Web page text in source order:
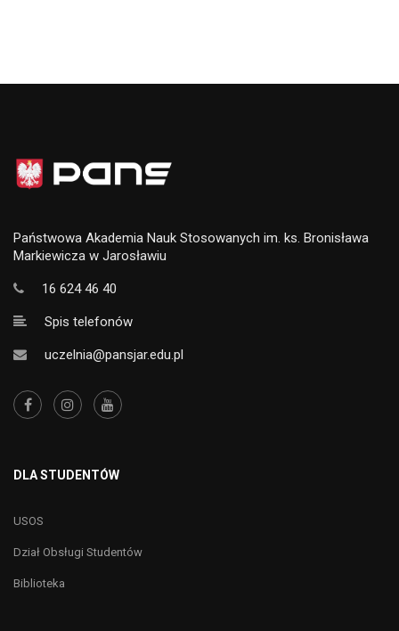
Państwowa Akademia Nauk Stosowanych im. ks. Bronisława
Markiewicza w Jarosławiu
16 624 46 40
Spis telefonów
uczelnia@pansjar.edu.pl
DLA STUDENTÓW
USOS
Dział Obsługi Studentów
Biblioteka